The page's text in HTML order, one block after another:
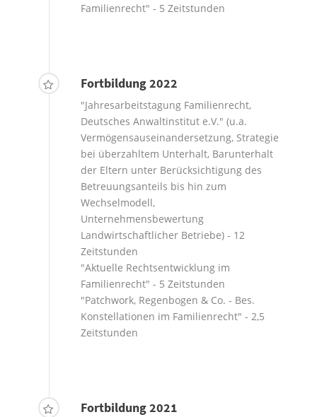
Familienrecht" - 5 Zeitstunden
Fortbildung 2022
"Jahresarbeitstagung Familienrecht,
Deutsches Anwaltinstitut e.V." (u.a.
Vermögensauseinandersetzung, Strategie
bei überzahltem Unterhalt, Barunterhalt
der Eltern unter Berücksichtigung des
Betreuungsanteils bis hin zum
Wechselmodell,
Unternehmensbewertung
Landwirtschaftlicher Betriebe) - 12
Zeitstunden
"Aktuelle Rechtsentwicklung im
Familienrecht" - 5 Zeitstunden
"Patchwork, Regenbogen & Co. - Bes.
Konstellationen im Familienrecht" - 2,5
Zeitstunden
Fortbildung 2021